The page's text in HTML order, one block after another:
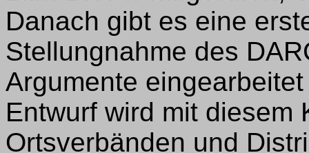
Danach gibt es eine
Stellungnahme des
Argumente
Entwurf wird mit diesem
Ortsverbänden und